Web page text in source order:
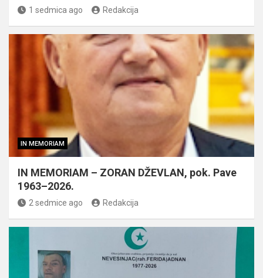
1 sedmica ago Redakcija
IN MEMORIAM
IN MEMORIAM – ZORAN DŽEVLAN, pok. Pave
1963–2026.
2 sedmice ago Redakcija